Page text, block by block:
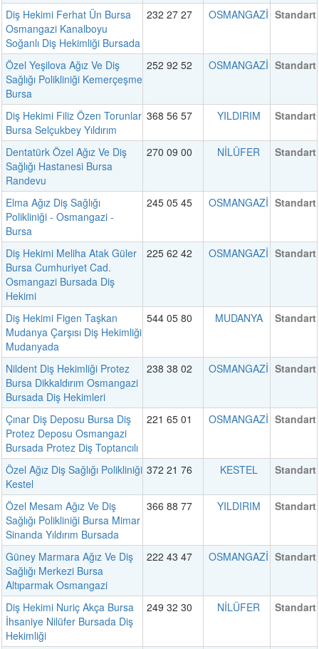
Diş Hekimi Ferhat Ün Bursa
Osmangazi Kanalboyu
Soğanlı Diş Hekimliği Bursada
232 27 27 OSMANGAZİ Standart
Özel Yeşilova Ağız Ve Diş
Sağlığı Polikliniği Kemerçeşme
Bursa
252 92 52 OSMANGAZİ Standart
Diş Hekimi Filiz Özen Torunlar
Bursa Selçukbey Yıldırım
368 56 57 YILDIRIM Standart
Dentatürk Özel Ağız Ve Diş
Sağlığı Hastanesi Bursa
Randevu
270 09 00 NİLÜFER Standart
Elma Ağız Diş Sağlığı
Polikliniği - Osmangazi -
Bursa
245 05 45 OSMANGAZİ Standart
Diş Hekimi Meliha Atak Güler
Bursa Cumhuriyet Cad.
Osmangazi Bursada Diş
Hekimi
225 62 42 OSMANGAZİ Standart
Diş Hekimi Figen Taşkan
Mudanya Çarşısı Diş Hekimliği
Mudanyada
544 05 80 MUDANYA Standart
Nildent Diş Hekimliği Protez
Bursa Dikkaldırım Osmangazi
Bursada Diş Hekimleri
238 38 02 OSMANGAZİ Standart
Çınar Diş Deposu Bursa Diş
Protez Deposu Osmangazi
Bursada Protez Diş Toptancılı
221 65 01 OSMANGAZİ Standart
Özel Ağız Diş Sağlığı Polikliniği
Kestel
372 21 76 KESTEL Standart
Özel Mesam Ağız Ve Diş
Sağlığı Polikliniği Bursa Mimar
Sinanda Yıldırım Bursada
366 88 77 YILDIRIM Standart
Güney Marmara Ağız Ve Diş
Sağlığı Merkezi Bursa
Altıparmak Osmangazi
222 43 47 OSMANGAZİ Standart
Diş Hekimi Nuriç Akça Bursa
İhsaniye Nilüfer Bursada Diş
Hekimliği
249 32 30 NİLÜFER Standart